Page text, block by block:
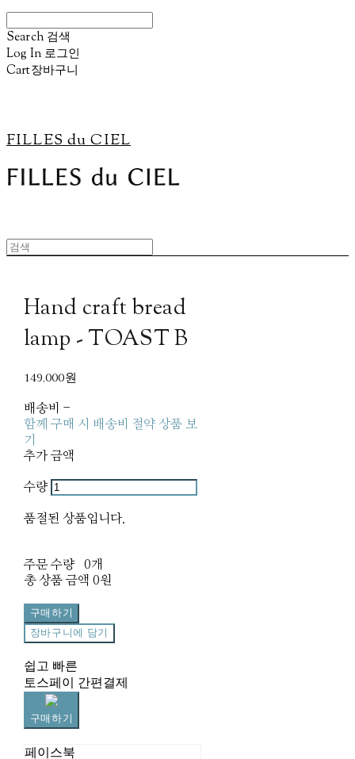
Search 검색
Log In 로그인
Cart장바구니
FILLES du CIEL
Hand craft bread
lamp - TOAST B
149,000원
배송비 -
함께 구매 시 배송비 절약 상품 보
기
추가 금액
수량
품절된 상품입니다.
주문 수량
0개
총 상품 금액 0원
구매하기
장바구니에 담기
쉽고 빠른
토스페이 간편결제
구매하기
페이스북